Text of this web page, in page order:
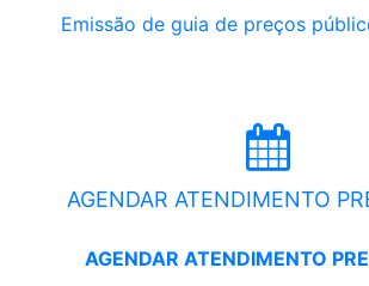
Emissão de guia de preços
AGENDAR ATENDIMENTO
AGENDAR ATENDIMENTO